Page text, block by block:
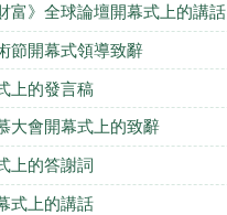
富》全球論壇開幕式上的講話
節開幕式領導致辭
上的發言稿
大會開幕式上的致辭
上的答謝詞
式上的講話